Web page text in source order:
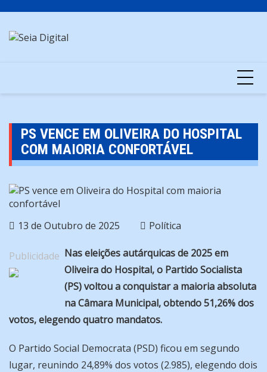
content
PS VENCE EM OLIVEIRA DO HOSPITAL
COM MAIORIA CONFORTÁVEL
13 de Outubro de 2025 Política
Publicidade Nas eleições autárquicas de 2025 em
Oliveira do Hospital, o Partido Socialista
(PS) voltou a conquistar a maioria absoluta
na Câmara Municipal, obtendo 51,26% dos
votos, elegendo quatro mandatos.
O Partido Social Democrata (PSD) ficou em segundo
lugar, reunindo 24,89% dos votos (2.985), elegendo dois